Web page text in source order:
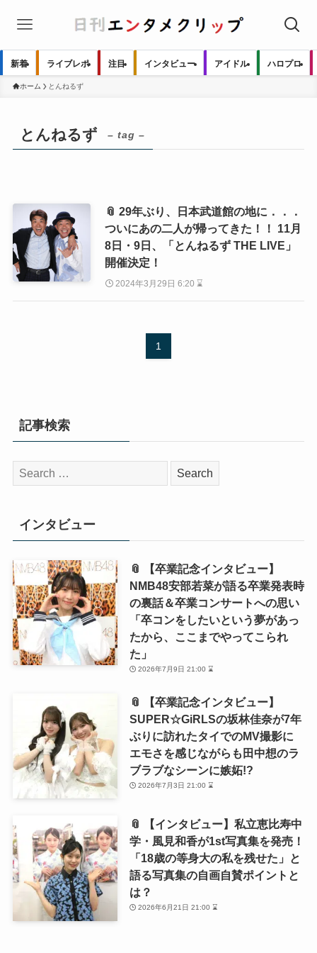
新着 ライブレポ 注目 インタビュー アイドル ハロプロ
ホーム とんねるず
とんねるず – tag –
📎 29年ぶり、日本武道館の地に．．．
ついにあの二人が帰ってきた！！ 11月
8日・9日、「とんねるず THE LIVE」
開催決定！
2024年3月29日 6:20 ⌛
1
記事検索
検
索:
インタビュー
📎 【卒業記念インタビュー】
NMB48安部若菜が語る卒業発表時
の裏話＆卒業コンサートへの思い
「卒コンをしたいという夢があっ
たから、ここまでやってこられ
た」
2026年7月9日 21:00 ⌛
📎 【卒業記念インタビュー】
SUPER☆GiRLSの坂林佳奈が7年
ぶりに訪れたタイでのMV撮影に
エモさを感じながらも田中想のラ
ブラブなシーンに嫉妬!?
2026年7月3日 21:00 ⌛
📎 【インタビュー】私立恵比寿中
学・風見和香が1st写真集を発売！
「18歳の等身大の私を残せた」と
語る写真集の自画自賛ポイントと
は？
2026年6月21日 21:00 ⌛